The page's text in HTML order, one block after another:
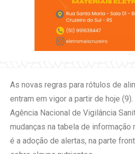
As novas regras para rótulos de
entram em vigor a partir de hoje
Agência Nacional de Vigilância
mudanças na tabela de informação
é a adoção de alertas, na parte